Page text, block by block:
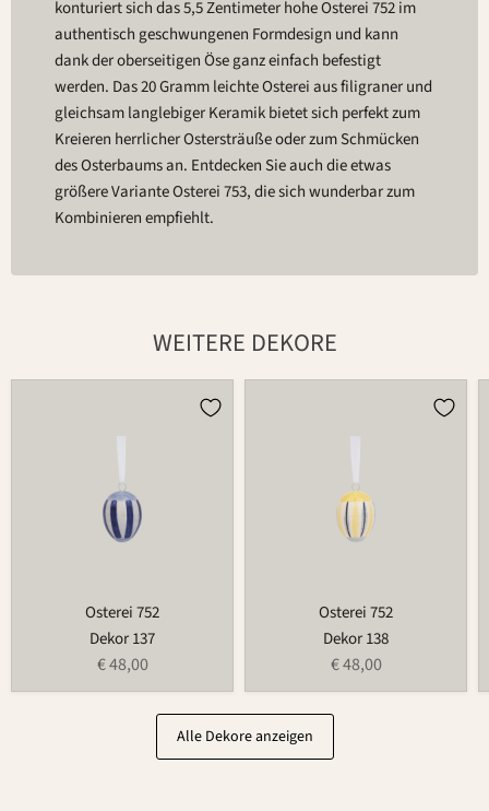
konturiert sich das 5,5 Zentimeter hohe Osterei 752 im
authentisch geschwungenen Formdesign und kann
dank der oberseitigen Öse ganz einfach befestigt
werden. Das 20 Gramm leichte Osterei aus filigraner und
gleichsam langlebiger Keramik bietet sich perfekt zum
Kreieren herrlicher Ostersträuße oder zum Schmücken
des Osterbaums an. Entdecken Sie auch die etwas
größere Variante Osterei 753, die sich wunderbar zum
Kombinieren empfiehlt.
WEITERE DEKORE
Osterei 752
Dekor 137
€ 48,00
Osterei 752
Dekor 138
€ 48,00
Alle Dekore anzeigen